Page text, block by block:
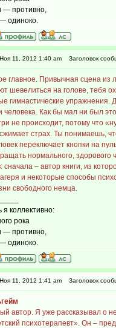
— противно,
одиноко.
11, 2012 1:40 am Заголовок
главное. Привычная сцена из
шевелиться на голове, тебя
гимнастические
человека. Как бы мал ни был
не происходит, потому что
страх. Ты понимаешь,
переключает кнопки на
нормального, здорового
сначала – автор книги, из
и некоторые способы
свободного немца.
я коллективно:
рока
— противно,
одиноко.
11, 2012 1:41 am Заголовок
автор. Я уже рассказывал о
психотерапевт». Он –